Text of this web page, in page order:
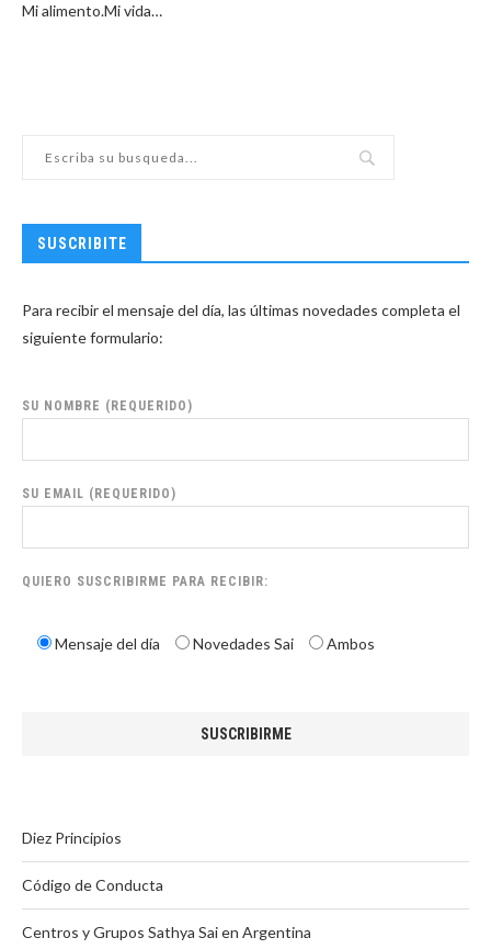
Mi alimento.Mi vida…
SUSCRIBITE
Para recibir el mensaje del día, las últimas novedades completa el
siguiente formulario:
SU NOMBRE (REQUERIDO)
SU EMAIL (REQUERIDO)
QUIERO SUSCRIBIRME PARA RECIBIR:
Mensaje del día Novedades Sai Ambos
Diez Principios
Código de Conducta
Centros y Grupos Sathya Sai en Argentina